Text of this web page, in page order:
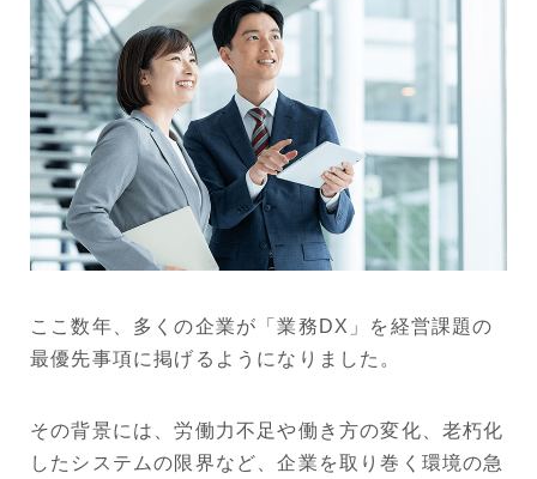
ここ数年、多くの企業が「業務DX」を経営課題の
最優先事項に掲げるようになりました。
その背景には、労働力不足や働き方の変化、老朽化
したシステムの限界など、企業を取り巻く環境の急